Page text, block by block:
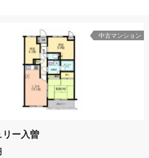
中古マンション
ー入曽